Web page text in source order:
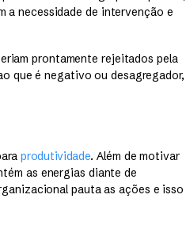
a necessidade de intervenção e
prontamente rejeitados pela
que é negativo ou desagregador,
produtividade. Além de motivar
as energias diante de
pauta as ações e isso